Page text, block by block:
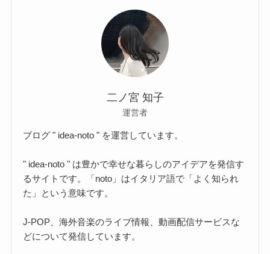
二ノ宮 知子
運営者
ブログ " idea-noto " を運営しています。
" idea-noto " は豊かで幸せな暮らしのアイデアを発信す
るサイトです。「noto」はイタリア語で「よく知られ
た」という意味です。
J-POP、海外音楽のライブ情報、動画配信サービスな
どについて発信しています。